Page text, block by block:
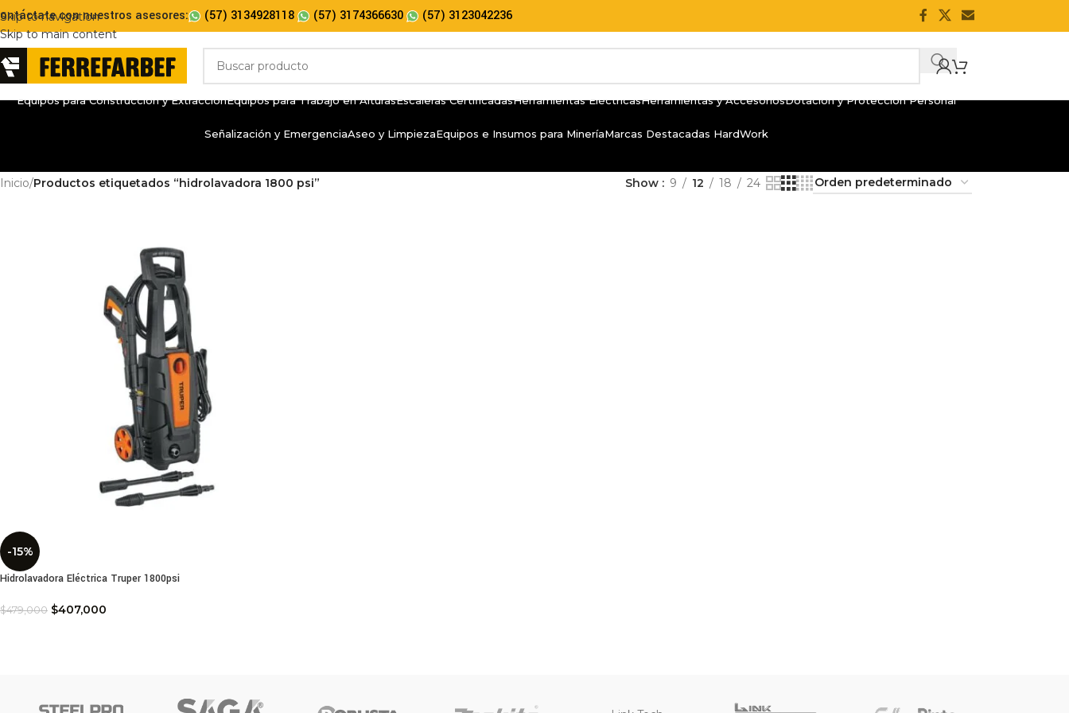
Skip to navigation
Skip to main content
con nuestros asesores: (57) 3134928118 (57) 3174366630 (57) 3123042236
Equipos para Construcción y ExtracciónEquipos para Trabajo en AlturasEscaleras CertificadasHerramientas EléctricasHerramientas y AccesoriosDotación y Protección Personal
Señalización y EmergenciaAseo y LimpiezaEquipos e Insumos para MineríaMarcas Destacadas HardWork
Inicio/Productos etiquetados “hidrolavadora 1800 psi” Show 9 12 18 24
-15%
Hidrolavadora Eléctrica Truper 1800psi
$479,000 $407,000